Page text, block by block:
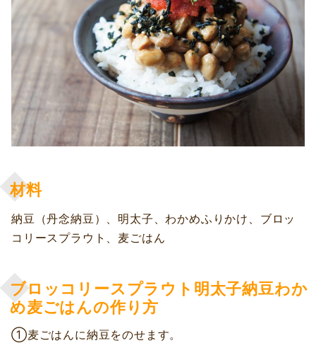
材料
納豆（丹念納豆）、明太子、わかめふりかけ、ブロッ
コリースプラウト、麦ごはん
ブロッコリースプラウト明太子納豆わか
め麦ごはんの作り方
①麦ごはんに納豆をのせます。